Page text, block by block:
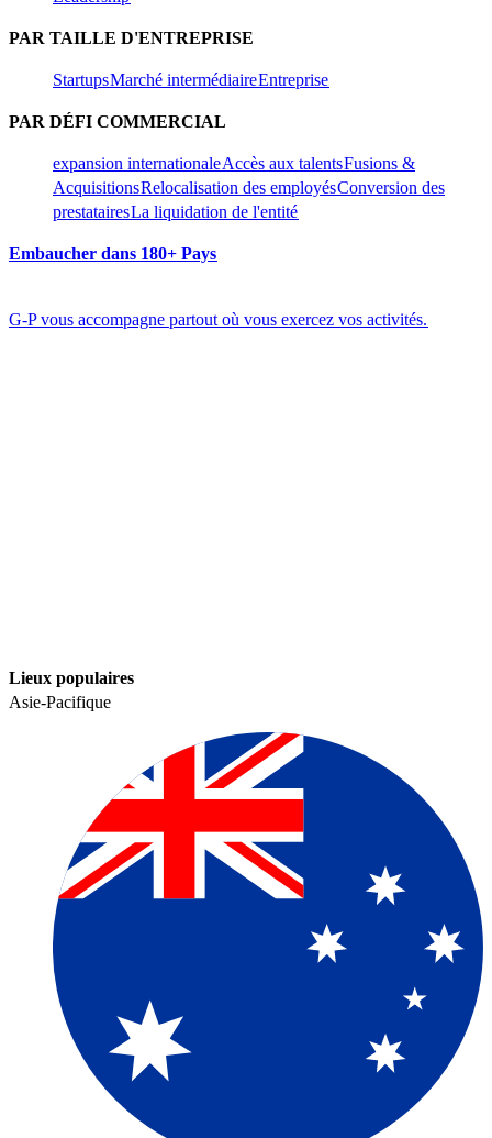
PAR TAILLE D'ENTREPRISE​​
Startups​​Marché intermédiaire​​Entreprise​​
PAR DÉFI COMMERCIAL​​
expansion internationale​​Accès aux talents​​Fusions &
Acquisitions​​Relocalisation des employés​​Conversion des
prestataires​​La liquidation de l'entité​​
Embaucher dans 180+ Pays​​
G-P vous accompagne partout où vous exercez vos activités.​​
Lieux populaires​​
Asie-Pacifique​​